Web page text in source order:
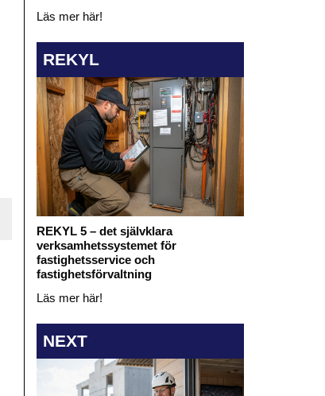
Läs mer här!
REKYL
REKYL 5 – det självklara
verksamhetssystemet för
fastighetsservice och
fastighetsförvaltning
Läs mer här!
NEXT